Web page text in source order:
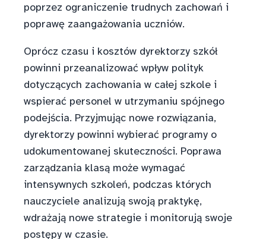
poprzez ograniczenie trudnych zachowań i
poprawę zaangażowania uczniów.
Oprócz czasu i kosztów dyrektorzy szkół
powinni przeanalizować wpływ polityk
dotyczących zachowania w całej szkole i
wspierać personel w utrzymaniu spójnego
podejścia. Przyjmując nowe rozwiązania,
dyrektorzy powinni wybierać programy o
udokumentowanej skuteczności. Poprawa
zarządzania klasą może wymagać
intensywnych szkoleń, podczas których
nauczyciele analizują swoją praktykę,
wdrażają nowe strategie i monitorują swoje
postępy w czasie.